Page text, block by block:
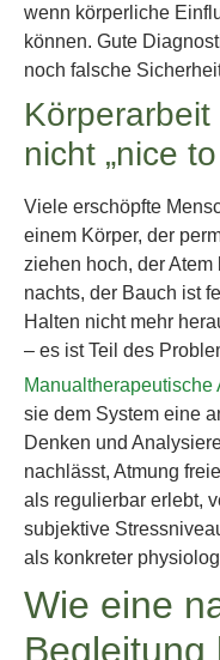
wenn körperliche
können. Gute
noch falsche
nicht „nice
Viele erschöpfte
einem Körper, der
ziehen hoch, der
nachts, der Bauch ist
Halten nicht mehr
– es ist Teil des
Manualtherapeutische
sie dem System eine
Denken und
nachlässt, Atmung
als regulierbar erlebt,
subjektive
als konkreter
Wie eine
Begleitung